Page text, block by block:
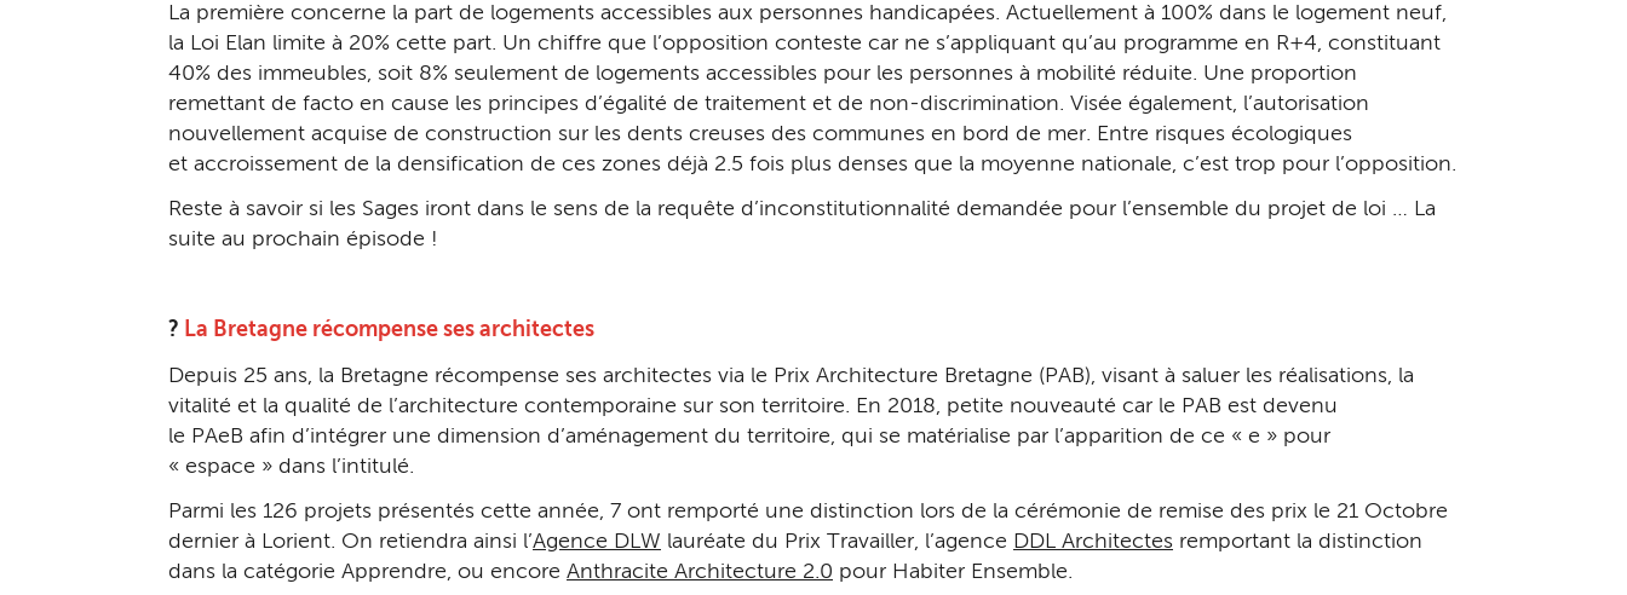
La première concerne la part de logements accessibles aux personnes handicapées. Actuellement à 100% dans le logement neuf,
la Loi Elan limite à 20% cette part. Un chiffre que l’opposition conteste car ne s’appliquant qu’au programme en R+4, constituant
40% des immeubles, soit 8% seulement de logements accessibles pour les personnes à mobilité réduite. Une proportion
remettant de facto en cause les principes d’égalité de traitement et de non-discrimination. Visée également, l’autorisation
nouvellement acquise de construction sur les dents creuses des communes en bord de mer. Entre risques écologiques
et accroissement de la densification de ces zones déjà 2.5 fois plus denses que la moyenne nationale, c’est trop pour l’opposition.
Reste à savoir si les Sages iront dans le sens de la requête d’inconstitutionnalité demandée pour l’ensemble du projet de loi … La
suite au prochain épisode !
? La Bretagne récompense ses architectes
Depuis 25 ans, la Bretagne récompense ses architectes via le Prix Architecture Bretagne (PAB), visant à saluer les réalisations, la
vitalité et la qualité de l’architecture contemporaine sur son territoire. En 2018, petite nouveauté car le PAB est devenu
le PAeB afin d’intégrer une dimension d’aménagement du territoire, qui se matérialise par l’apparition de ce « e » pour
« espace » dans l’intitulé.
Parmi les 126 projets présentés cette année, 7 ont remporté une distinction lors de la cérémonie de remise des prix le 21 Octobre
dernier à Lorient. On retiendra ainsi l’Agence DLW lauréate du Prix Travailler, l’agence DDL Architectes remportant la distinction
dans la catégorie Apprendre, ou encore Anthracite Architecture 2.0 pour Habiter Ensemble.